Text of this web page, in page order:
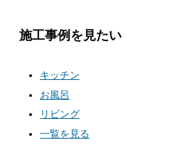
施工事例を見たい
キッチン
お風呂
リビング
一覧を見る